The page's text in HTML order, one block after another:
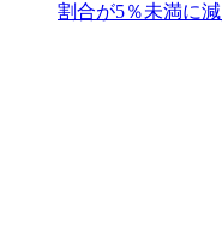
割合が5％未満に